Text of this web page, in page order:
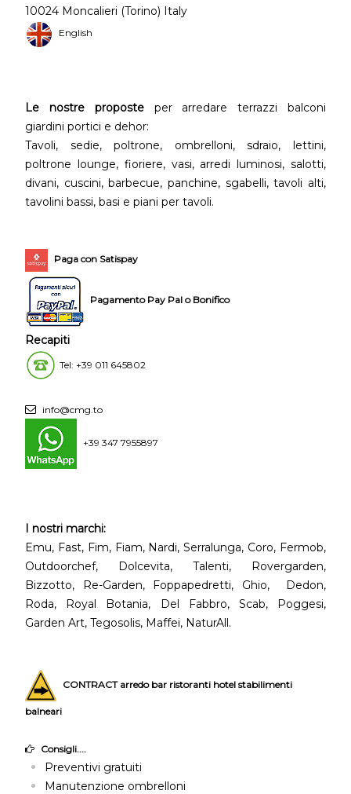
10024 Moncalieri (Torino) Italy
English
Le nostre proposteper arredare terrazzi balconi
giardini portici e dehor:
Tavoli, sedie, poltrone, ombrelloni, sdraio, lettini,
poltrone lounge, fioriere, vasi, arredi luminosi, salotti,
divani, cuscini, barbecue, panchine, sgabelli, tavoli alti,
tavolini bassi, basi e piani per tavoli.
Paga con Satispay
Pagamento Pay Pal o Bonifico
Recapiti
Tel: +39 011 645802
info@cmg.to
+39 347 7955897
I nostri marchi:
Emu, Fast, Fim, Fiam, Nardi, Serralunga, Coro, Fermob,
Outdoorchef, Dolcevita, Talenti, Rovergarden,
Bizzotto, Re-Garden, Foppapedretti, Ghio, Dedon,
Roda, Royal Botania, Del Fabbro, Scab, Poggesi,
Garden Art, Tegosolis, Maffei, NaturAll.
CONTRACT arredo bar ristoranti hotel stabilimenti
balneari
Consigli....
Preventivi gratuiti
Manutenzione ombrelloni